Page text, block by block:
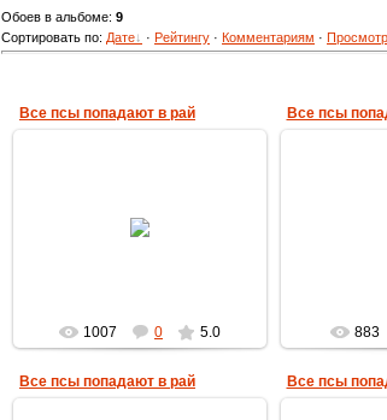
Обоев в альбоме: 9
Сортировать по: Дате · Рейтингу · Комментариям ·
Все псы попадают в рай
1007 0 5.0
Все псы
883
Все псы попадают в рай Все псы